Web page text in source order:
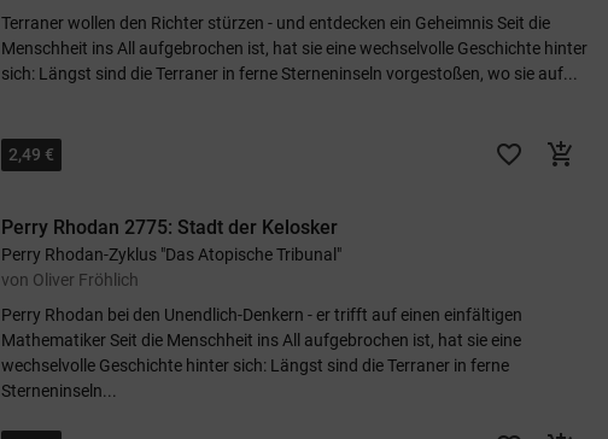
Terraner wollen den Richter stürzen - und entdecken ein Geheimnis Seit die
Menschheit ins All aufgebrochen ist, hat sie eine wechselvolle Geschichte hinter
sich: Längst sind die Terraner in ferne Sterneninseln vorgestoßen, wo sie auf...
2,49 € favorite_border add_shopping_cart
Perry Rhodan 2775: Stadt der Kelosker
Perry Rhodan-Zyklus "Das Atopische Tribunal"
von Oliver Fröhlich
Perry Rhodan bei den Unendlich-Denkern - er trifft auf einen einfältigen
Mathematiker Seit die Menschheit ins All aufgebrochen ist, hat sie eine
wechselvolle Geschichte hinter sich: Längst sind die Terraner in ferne
Sterneninseln...